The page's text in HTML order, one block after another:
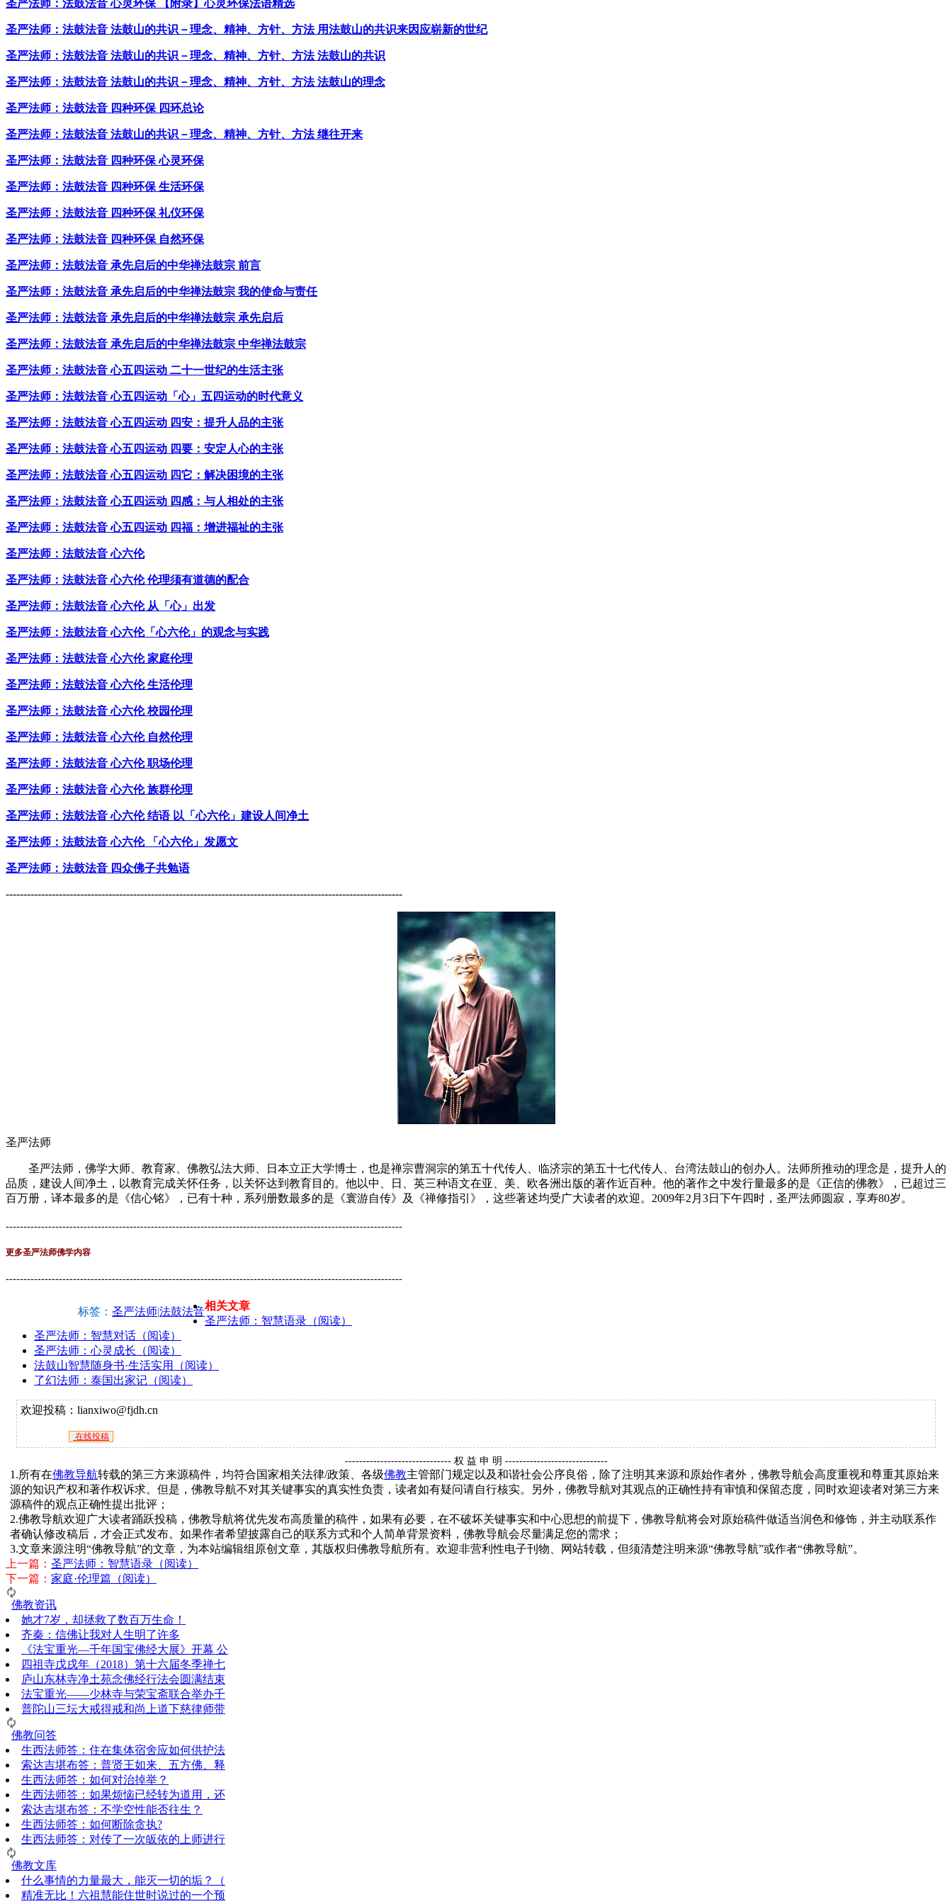
圣严法师：法鼓法音 心灵环保 【附录】心灵环保法语精选
圣严法师：法鼓法音 法鼓山的共识－理念、精神、方针、方法 用法鼓山的共识来因应崭新的世纪
圣严法师：法鼓法音 法鼓山的共识－理念、精神、方针、方法 法鼓山的共识
圣严法师：法鼓法音 法鼓山的共识－理念、精神、方针、方法 法鼓山的理念
圣严法师：法鼓法音 四种环保 四环总论
圣严法师：法鼓法音 法鼓山的共识－理念、精神、方针、方法 继往开来
圣严法师：法鼓法音 四种环保 心灵环保
圣严法师：法鼓法音 四种环保 生活环保
圣严法师：法鼓法音 四种环保 礼仪环保
圣严法师：法鼓法音 四种环保 自然环保
圣严法师：法鼓法音 承先启后的中华禅法鼓宗 前言
圣严法师：法鼓法音 承先启后的中华禅法鼓宗 我的使命与责任
圣严法师：法鼓法音 承先启后的中华禅法鼓宗 承先启后
圣严法师：法鼓法音 承先启后的中华禅法鼓宗 中华禅法鼓宗
圣严法师：法鼓法音 心五四运动 二十一世纪的生活主张
圣严法师：法鼓法音 心五四运动「心」五四运动的时代意义
圣严法师：法鼓法音 心五四运动 四安：提升人品的主张
圣严法师：法鼓法音 心五四运动 四要：安定人心的主张
圣严法师：法鼓法音 心五四运动 四它：解决困境的主张
圣严法师：法鼓法音 心五四运动 四感：与人相处的主张
圣严法师：法鼓法音 心五四运动 四福：增进福祉的主张
圣严法师：法鼓法音 心六伦
圣严法师：法鼓法音 心六伦 伦理须有道德的配合
圣严法师：法鼓法音 心六伦 从「心」出发
圣严法师：法鼓法音 心六伦「心六伦」的观念与实践
圣严法师：法鼓法音 心六伦 家庭伦理
圣严法师：法鼓法音 心六伦 生活伦理
圣严法师：法鼓法音 心六伦 校园伦理
圣严法师：法鼓法音 心六伦 自然伦理
圣严法师：法鼓法音 心六伦 职场伦理
圣严法师：法鼓法音 心六伦 族群伦理
圣严法师：法鼓法音 心六伦 结语 以「心六伦」建设人间净土
圣严法师：法鼓法音 心六伦 「心六伦」发愿文
圣严法师：法鼓法音 四众佛子共勉语
----------------------------------------------------------------------------------------------------------------
圣严法师
圣严法师，佛学大师、教育家、佛教弘法大师、日本立正大学博士，也是禅宗曹洞宗的第五十代传人、临济宗的第五十七代传人、台湾法鼓山的创办人。法师所推动的理念是，提升人的
品质，建设人间净土，以教育完成关怀任务，以关怀达到教育目的。他以中、日、英三种语文在亚、美、欧各洲出版的著作近百种。他的著作之中发行量最多的是《正信的佛教》，已超过三
百万册，译本最多的是《信心铭》，已有十种，系列册数最多的是《寰游自传》及《禅修指引》，这些著述均受广大读者的欢迎。2009年2月3日下午四时，圣严法师圆寂，享寿80岁。
----------------------------------------------------------------------------------------------------------------
更多圣严法师佛学内容
----------------------------------------------------------------------------------------------------------------
标签： 圣严法师|法鼓法音相关文章
圣严法师：智慧语录（阅读）
圣严法师：智慧对话（阅读）
圣严法师：心灵成长（阅读）
法鼓山智慧随身书·生活实用（阅读）
了幻法师：泰国出家记（阅读）
欢迎投稿：lianxiwo@fjdh.cn
在线投稿
------------------------------ 权 益 申 明 -----------------------------
1.所有在佛教导航转载的第三方来源稿件，均符合国家相关法律/政策、各级佛教主管部门规定以及和谐社会公序良俗，除了注明其来源和原始作者外，佛教导航会高度重视和尊重其原始来
源的知识产权和著作权诉求。但是，佛教导航不对其关键事实的真实性负责，读者如有疑问请自行核实。另外，佛教导航对其观点的正确性持有审慎和保留态度，同时欢迎读者对第三方来
源稿件的观点正确性提出批评；
2.佛教导航欢迎广大读者踊跃投稿，佛教导航将优先发布高质量的稿件，如果有必要，在不破坏关键事实和中心思想的前提下，佛教导航将会对原始稿件做适当润色和修饰，并主动联系作
者确认修改稿后，才会正式发布。如果作者希望披露自己的联系方式和个人简单背景资料，佛教导航会尽量满足您的需求；
3.文章来源注明“佛教导航”的文章，为本站编辑组原创文章，其版权归佛教导航所有。欢迎非营利性电子刊物、网站转载，但须清楚注明来源“佛教导航”或作者“佛教导航”。
上一篇： 圣严法师：智慧语录（阅读）
下一篇： 家庭·伦理篇（阅读）
佛教资讯
她才7岁，却拯救了数百万生命！
齐秦：信佛让我对人生明了许多
《法宝重光—千年国宝佛经大展》开幕 公
四祖寺戊戌年（2018）第十六届冬季禅七
庐山东林寺净土苑念佛经行法会圆满结束
法宝重光——少林寺与荣宝斋联合举办千
普陀山三坛大戒得戒和尚上道下慈律师带
佛教问答
生西法师答：住在集体宿舍应如何供护法
索达吉堪布答：普贤王如来、五方佛、释
生西法师答：如何对治掉举？
生西法师答：如果烦恼已经转为道用，还
索达吉堪布答：​不学空性能否往生？
生西法师答：如何断除贪执?
生西法师答：对传了一次皈依的上师进行
佛教文库
什么事情的力量最大，能灭一切的垢？（
精准无比！六祖慧能住世时说过的一个预